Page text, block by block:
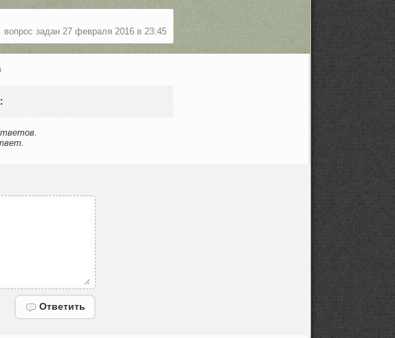
вопрос задан 27 февраля 2016 в 23:45
Ответить